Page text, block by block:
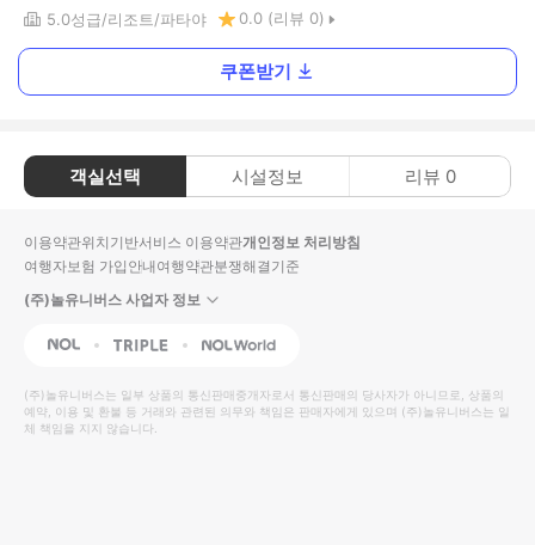
5.0성급 리조트 파타야 0.0 (리뷰 0)
쿠폰받기
객실선택 시설정보 리뷰 0
이용약관위치기반서비스 이용약관개인정보 처리방침
여행자보험 가입안내여행약관분쟁해결기준
(주)놀유니버스 사업자 정보
NOL Triple Interpark Global
(주)놀유니버스는 일부 상품의 통신판매중개자로서 통신판매의 당사자가 아니므로, 상품의
예약, 이용 및 환불 등 거래와 관련된 의무와 책임은 판매자에게 있으며 (주)놀유니버스는 일
체 책임을 지지 않습니다.